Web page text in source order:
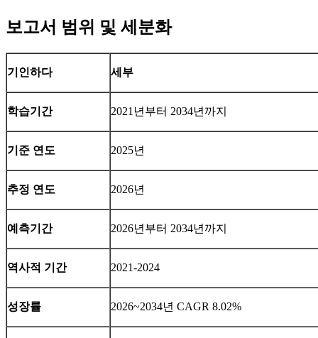
보고서 범위 및 세분화
기인하다 세부
학습기간 2021년부터 2034년까지
기준 연도 2025년
추정 연도 2026년
예측기간 2026년부터 2034년까지
역사적 기간 2021-2024
성장률 2026~2034년 CAGR 8.02%